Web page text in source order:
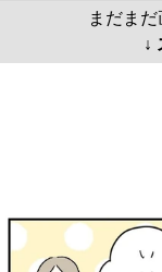
まだま
↓